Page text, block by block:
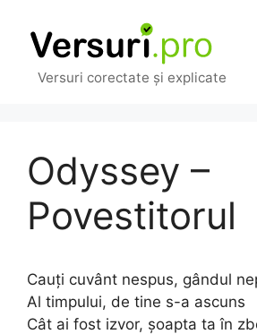
conținut
Versuri corectate și explicate
Odyssey –
Povestitorul
Cauți cuvânt nespus, gândul
Al timpului, de tine s-a ascuns
Cât ai fost izvor, șoapta ta în